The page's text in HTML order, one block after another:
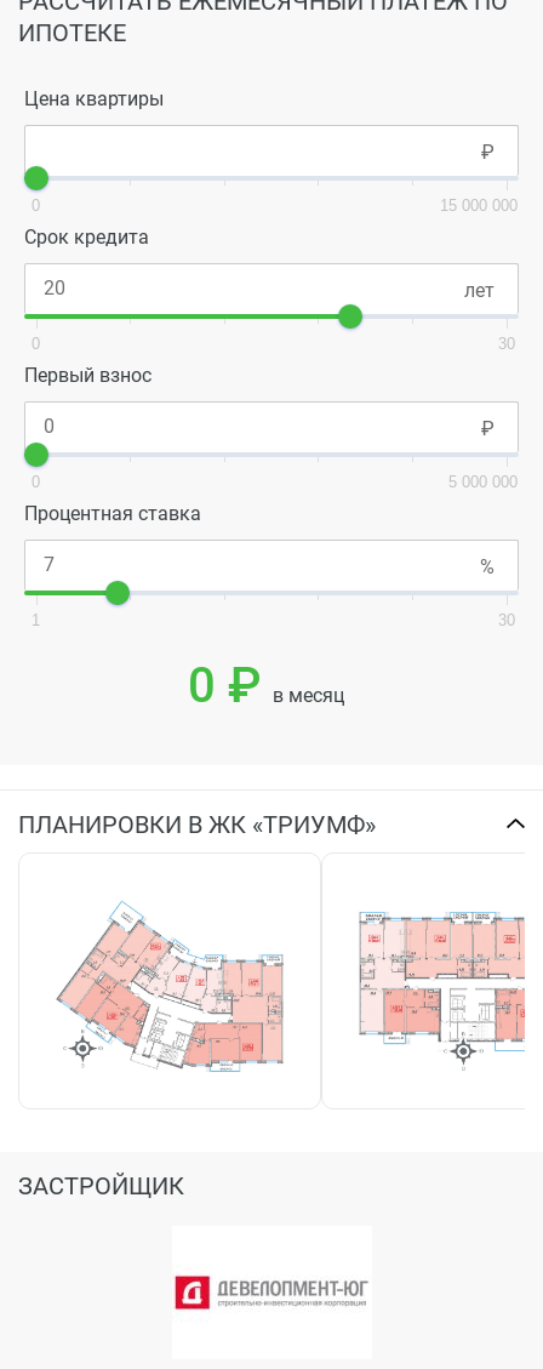
ИПОТЕКЕ
Цена квартиры
0 15 000 000
Срок кредита
0 30
Первый взнос
0 5 000 000
Процентная ставка
1 30
0 ₽ в месяц
ПЛАНИРОВКИ В ЖК «ТРИУМФ»
ЗАСТРОЙЩИК